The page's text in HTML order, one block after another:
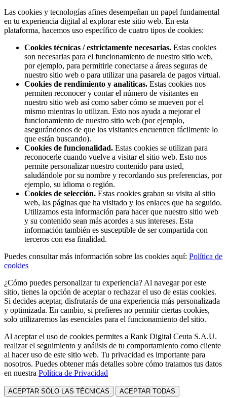
Las cookies y tecnologías afines desempeñan un papel fundamental
en tu experiencia digital al explorar este sitio web. En esta
plataforma, hacemos uso específico de cuatro tipos de cookies:
Cookies técnicas / estrictamente necesarias. Estas cookies
son necesarias para el funcionamiento de nuestro sitio web,
por ejemplo, para permitirle conectarse a áreas seguras de
nuestro sitio web o para utilizar una pasarela de pagos virtual.
Cookies de rendimiento y analíticas. Estas cookies nos
permiten reconocer y contar el número de visitantes en
nuestro sitio web así como saber cómo se mueven por el
mismo mientras lo utilizan. Esto nos ayuda a mejorar el
funcionamiento de nuestro sitio web (por ejemplo,
asegurándonos de que los visitantes encuentren fácilmente lo
que están buscando).
Cookies de funcionalidad. Estas cookies se utilizan para
reconocerle cuando vuelve a visitar el sitio web. Esto nos
permite personalizar nuestro contenido para usted,
saludándole por su nombre y recordando sus preferencias, por
ejemplo, su idioma o región.
Cookies de selección. Estas cookies graban su visita al sitio
web, las páginas que ha visitado y los enlaces que ha seguido.
Utilizamos esta información para hacer que nuestro sitio web
y su contenido sean más acordes a sus intereses. Esta
información también es susceptible de ser compartida con
terceros con esa finalidad.
Puedes consultar más información sobre las cookies aquí: Política de
cookies
¿Cómo puedes personalizar tu experiencia? Al navegar por este
sitio, tienes la opción de aceptar o rechazar el uso de estas cookies.
Si decides aceptar, disfrutarás de una experiencia más personalizada
y optimizada. En cambio, si prefieres no permitir ciertas cookies,
solo utilizaremos las esenciales para el funcionamiento del sitio.
Al aceptar el uso de cookies permites a Rank Digital Ceuta S.A.U.
realizar el seguimiento y análisis de tu comportamiento como cliente
al hacer uso de este sitio web. Tu privacidad es importante para
nosotros. Puedes obtener más detalles sobre cómo tratamos tus datos
en nuestra Política de Privacidad
ACEPTAR SÓLO LAS TÉCNICAS ACEPTAR TODAS